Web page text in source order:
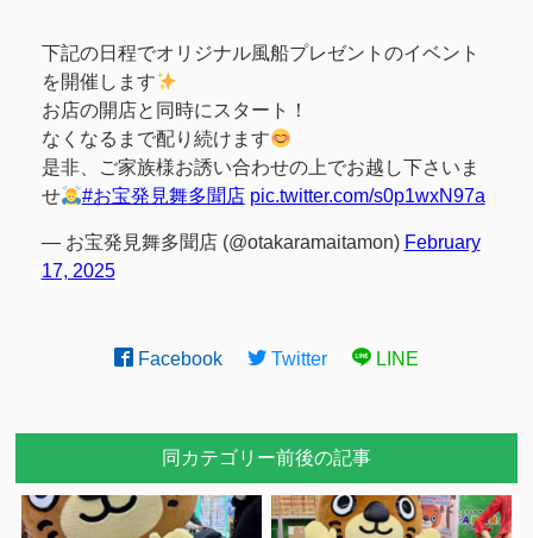
下記の日程でオリジナル風船プレゼントのイベント
を開催します
お店の開店と同時にスタート！
なくなるまで配り続けます
是非、ご家族様お誘い合わせの上でお越し下さいま
せ
#お宝発見舞多聞店 pic.twitter.com/s0p1wxN97a
— お宝発見舞多聞店 (@otakaramaitamon) February
17, 2025
Facebook Twitter LINE
同カテゴリー前後の記事